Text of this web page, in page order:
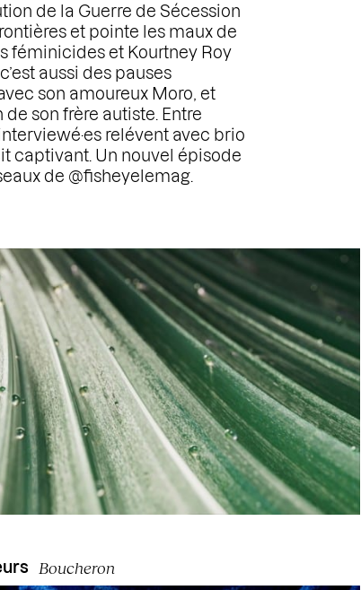
de la Guerre de Sécession
et pointe les maux de
féminicides et Kourtney Roy
aussi des pauses
son amoureux Moro, et
son frère autiste. Entre
relévent avec brio
captivant. Un nouvel épisode
de @fisheyelemag.
Boucheron